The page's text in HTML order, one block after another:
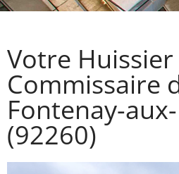
Votre
Commissaire
Fontenay-
(92260)